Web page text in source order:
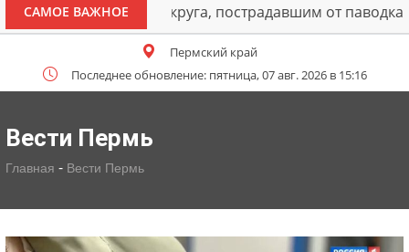
САМОЕ ВАЖНОЕ
Октябрьского округа, пострадавшим от паводка
Пермский край
Последнее обновление: пятница, 07 авг. 2026 в 15:16
Вести Пермь
Главная - Вести Пермь